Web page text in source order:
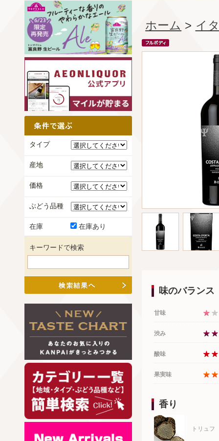
ホーム > イ
味のバランス
甘味
渋み
酸味
果実味
香り
トリュフ
タイプ
産地
価格
ぶどう品種
在庫 在庫あり
キーワードで検索